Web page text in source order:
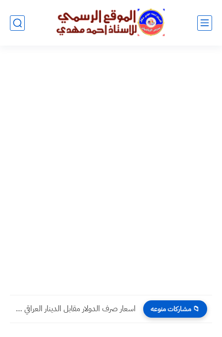
📁 مشاركات منوعه اسعار صرف الدولار مقابل الدينار العراقي اليوم الاربعاء 5 -...